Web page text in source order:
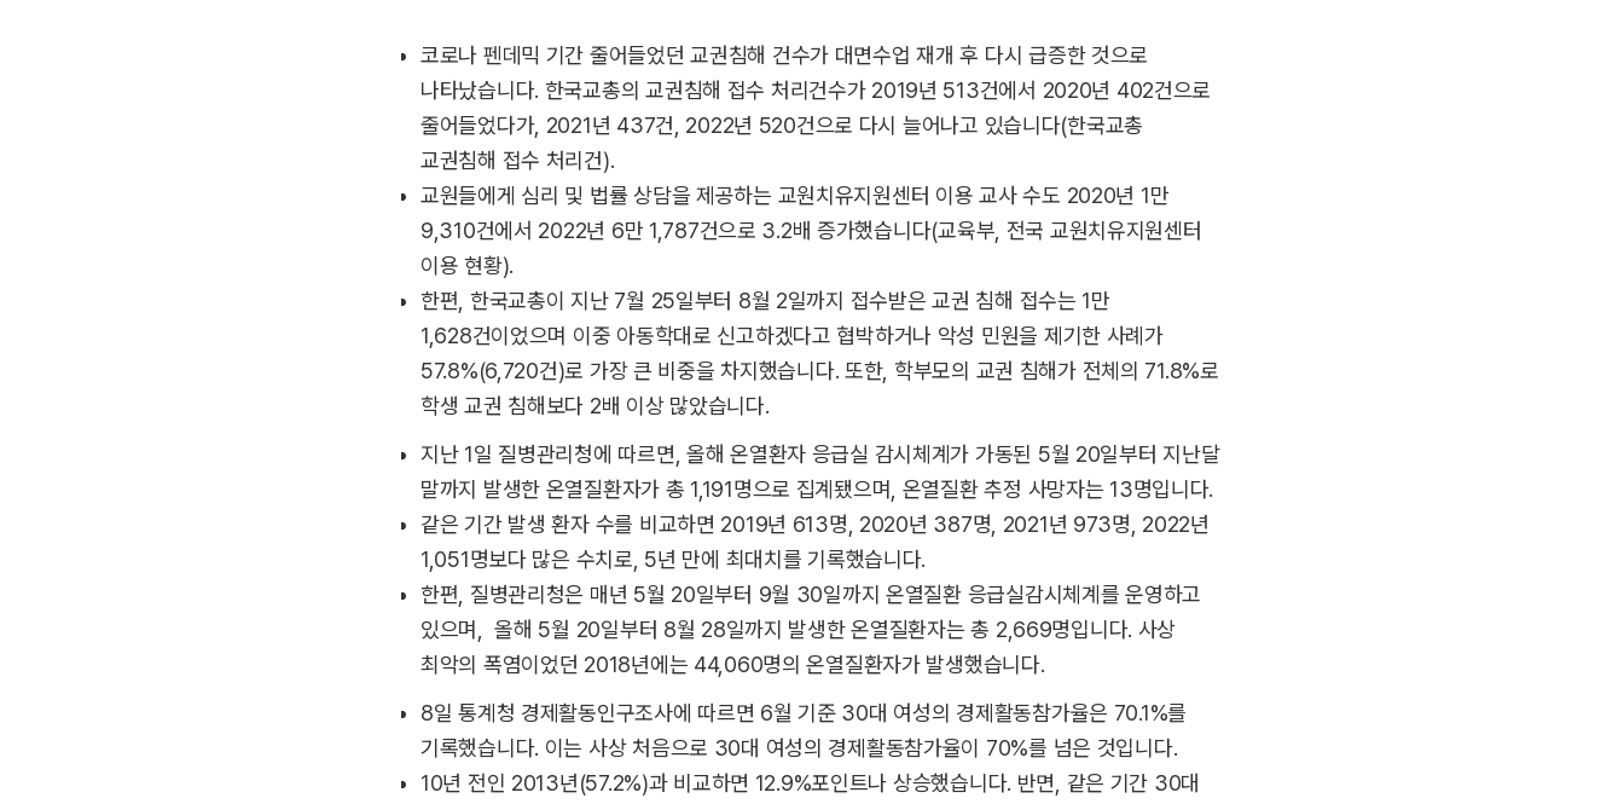
코로나 펜데믹 기간 줄어들었던 교권침해 건수가 대면수업 재개 후 다시 급증한 것으로
나타났습니다. 한국교총의 교권침해 접수 처리건수가 2019년 513건에서 2020년 402건으로
줄어들었다가, 2021년 437건, 2022년 520건으로 다시 늘어나고 있습니다(한국교총
교권침해 접수 처리건).
교원들에게 심리 및 법률 상담을 제공하는 교원치유지원센터 이용 교사 수도 2020년 1만
9,310건에서 2022년 6만 1,787건으로 3.2배 증가했습니다(교육부, 전국 교원치유지원센터
이용 현황).
한편, 한국교총이 지난 7월 25일부터 8월 2일까지 접수받은 교권 침해 접수는 1만
1,628건이었으며 이중 아동학대로 신고하겠다고 협박하거나 악성 민원을 제기한 사례가
57.8%(6,720건)로 가장 큰 비중을 차지했습니다. 또한, 학부모의 교권 침해가 전체의 71.8%로
학생 교권 침해보다 2배 이상 많았습니다.
지난 1일 질병관리청에 따르면, 올해 온열환자 응급실 감시체계가 가동된 5월 20일부터 지난달
말까지 발생한 온열질환자가 총 1,191명으로 집계됐으며, 온열질환 추정 사망자는 13명입니다.
같은 기간 발생 환자 수를 비교하면 2019년 613명, 2020년 387명, 2021년 973명, 2022년
1,051명보다 많은 수치로, 5년 만에 최대치를 기록했습니다.
한편, 질병관리청은 매년 5월 20일부터 9월 30일까지 온열질환 응급실감시체계를 운영하고
있으며, 올해 5월 20일부터 8월 28일까지 발생한 온열질환자는 총 2,669명입니다. 사상
최악의 폭염이었던 2018년에는 44,060명의 온열질환자가 발생했습니다.
8일 통계청 경제활동인구조사에 따르면 6월 기준 30대 여성의 경제활동참가율은 70.1%를
기록했습니다. 이는 사상 처음으로 30대 여성의 경제활동참가율이 70%를 넘은 것입니다.
10년 전인 2013년(57.2%)과 비교하면 12.9%포인트나 상승했습니다. 반면, 같은 기간 30대